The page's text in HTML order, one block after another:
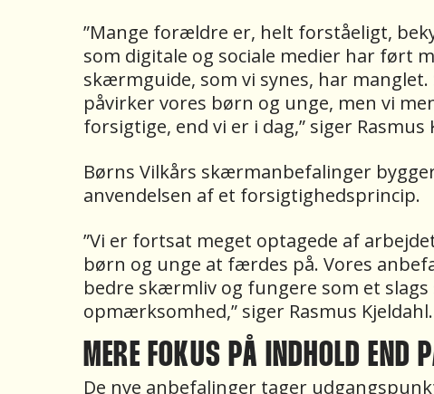
”Mange forældre er, helt forståeligt,
som digitale og sociale medier har ført
skærmguide, som vi synes, har
påvirker vores børn og unge, men vi
forsigtige, end vi er i dag,” siger
Børns Vilkårs skærmanbefalinger
anvendelsen af et forsigtighedsprincip.
”Vi er fortsat meget optagede af
børn og unge at færdes på. Vores
bedre skærmliv og fungere som et
opmærksomhed,” siger Rasmus Kjeldahl.
MERE FOKUS PÅ INDHOLD END
De nye anbefalinger tager